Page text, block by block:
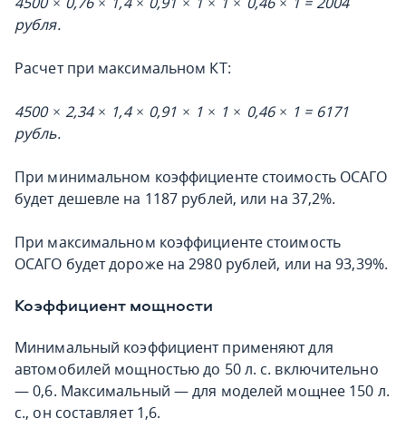
рубля.
Расчет при максимальном КТ:
4500 × 2,34 × 1,4 × 0,91 × 1 × 1 × 0,46 × 1 = 6171
рубль.
При минимальном коэффициенте стоимость ОСАГО
будет дешевле на 1187 рублей, или на 37,2%.
При максимальном коэффициенте стоимость
ОСАГО будет дороже на 2980 рублей, или на 93,39%.
Коэффициент мощности
Минимальный коэффициент применяют для
автомобилей мощностью до 50 л. с. включительно
— 0,6. Максимальный — для моделей мощнее 150 л.
с., он составляет 1,6.